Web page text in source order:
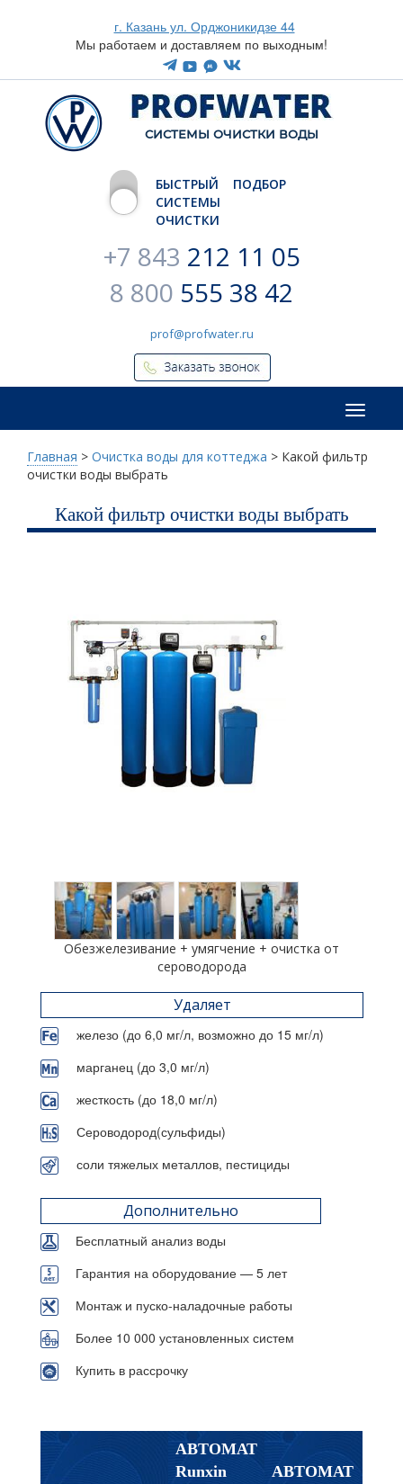
г. Казань ул. Орджоникидзе 44
Мы работаем и доставляем по выходным!
CИСТЕМЫ ОЧИСТКИ ВОДЫ
БЫСТРЫЙ ПОДБОР
СИСТЕМЫ
ОЧИСТКИ
+7 843 212 11 05
8 800 555 38 42
prof@profwater.ru
Меню
Главная > Очистка воды для коттеджа > Какой фильтр
очистки воды выбрать
Какой фильтр очистки воды выбрать
Обезжелезивание + умягчение + очистка от
сероводорода
Удаляет
железо (до 6,0 мг/л, возможно до 15 мг/л)
марганец (до 3,0 мг/л)
жесткость (до 18,0 мг/л)
Сероводород(сульфиды)
соли тяжелых металлов, пестициды
Дополнительно
Бесплатный анализ воды
Гарантия на оборудование — 5 лет
Монтаж и пуско-наладочные работы
Более 10 000 установленных систем
Купить в рассрочку
АВТОМАТ
Runxin
АВТОМАТ